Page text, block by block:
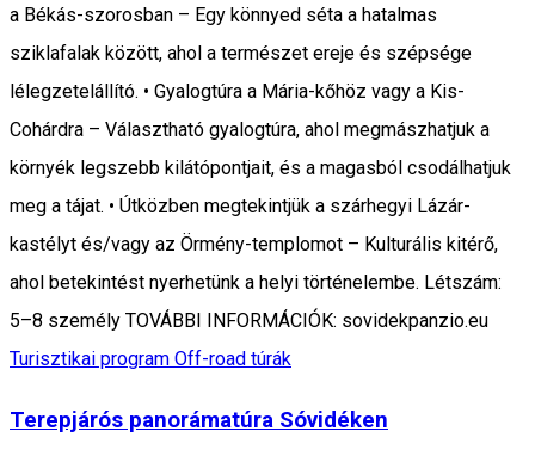
a Békás-szorosban – Egy könnyed séta a hatalmas
sziklafalak között, ahol a természet ereje és szépsége
lélegzetelállító. • Gyalogtúra a Mária-kőhöz vagy a Kis-
Cohárdra – Választható gyalogtúra, ahol megmászhatjuk a
környék legszebb kilátópontjait, és a magasból csodálhatjuk
meg a tájat. • Útközben megtekintjük a szárhegyi Lázár-
kastélyt és/vagy az Örmény-templomot – Kulturális kitérő,
ahol betekintést nyerhetünk a helyi történelembe. Létszám:
5–8 személy TOVÁBBI INFORMÁCIÓK: sovidekpanzio.eu
Turisztikai program Off-road túrák
Terepjárós panorámatúra Sóvidéken